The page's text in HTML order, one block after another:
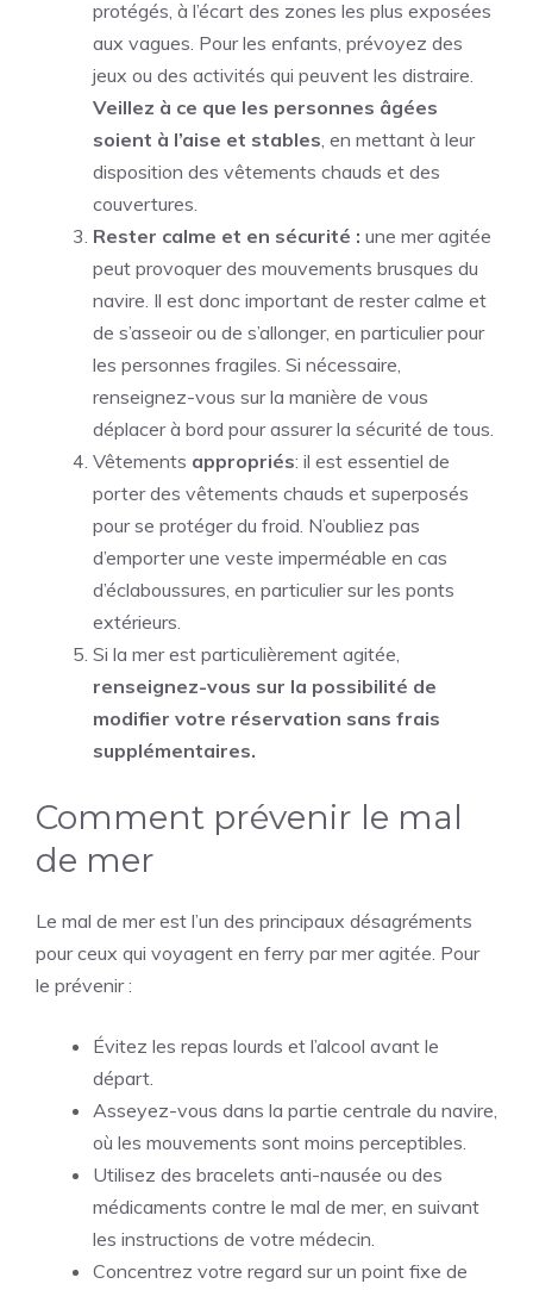
protégés, à l’écart des zones les plus exposées
aux vagues. Pour les enfants, prévoyez des
jeux ou des activités qui peuvent les distraire.
Veillez à ce que les personnes âgées
soient à l’aise et stables , en mettant à leur
disposition des vêtements chauds et des
couvertures.
Rester calme et en sécurité : une mer agitée
peut provoquer des mouvements brusques du
navire. Il est donc important de rester calme et
de s’asseoir ou de s’allonger, en particulier pour
les personnes fragiles. Si nécessaire,
renseignez-vous sur la manière de vous
déplacer à bord pour assurer la sécurité de tous.
Vêtements appropriés: il est essentiel de
porter des vêtements chauds et superposés
pour se protéger du froid. N’oubliez pas
d’emporter une veste imperméable en cas
d’éclaboussures, en particulier sur les ponts
extérieurs.
Si la mer est particulièrement agitée,
renseignez-vous sur la possibilité de
modifier votre réservation sans frais
supplémentaires.
Comment prévenir le mal
de mer
Le mal de mer est l’un des principaux désagréments
pour ceux qui voyagent en ferry par mer agitée. Pour
le prévenir :
Évitez les repas lourds et l’alcool avant le
départ.
Asseyez-vous dans la partie centrale du navire,
où les mouvements sont moins perceptibles.
Utilisez des bracelets anti-nausée ou des
médicaments contre le mal de mer, en suivant
les instructions de votre médecin.
Concentrez votre regard sur un point fixe de